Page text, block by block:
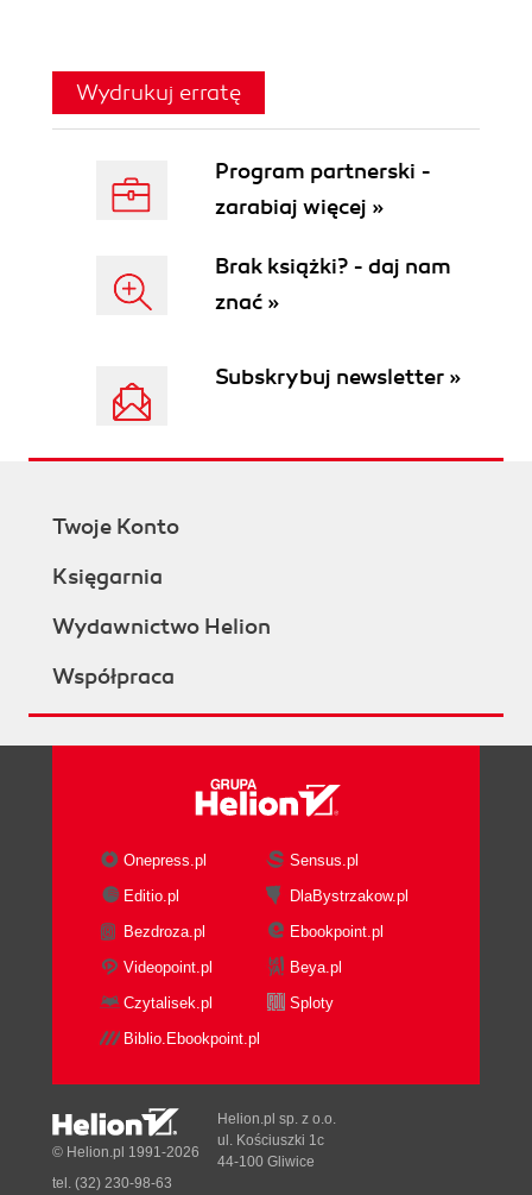
Wydrukuj erratę
Program partnerski -
zarabiaj więcej »
Brak książki? - daj nam
znać »
Subskrybuj newsletter »
Twoje Konto
Księgarnia
Wydawnictwo Helion
Współpraca
Onepress.pl
Sensus.pl
Editio.pl
DlaBystrzakow.pl
Bezdroza.pl
Ebookpoint.pl
Videopoint.pl
Beya.pl
Czytalisek.pl
Sploty
Biblio.Ebookpoint.pl
© Helion.pl 1991-2026
Helion.pl sp. z o.o.
ul. Kościuszki 1c
44-100 Gliwice
tel. (32) 230-98-63